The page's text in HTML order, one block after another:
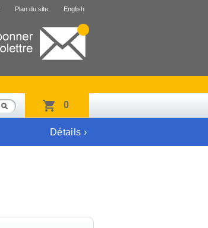
Plan du site English
0
Détails ›